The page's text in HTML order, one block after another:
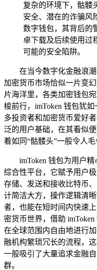
复杂的环境下，骷髅
安全、潜在的诈骗风
数字钱包，其背后的
卓下载及后续使用过
可能的安全陷阱。
在当今数字化金融浪
加密货币市场恰似一片变
片海洋里，各类加密钱包
梭前行，imToken 钱包犹
多投资者和加密货币爱好
泛的用户基础，在其看似
着如同“骷髅头”一般令人毛
imToken 钱包为用户
综合性平台，它赋予用户
存储、发送和接收比特币
计简洁大方，操作逻辑清
者，也能在短时间内快速
密货币世界，借助
在全球范围内自由地进行
融机构繁琐冗长的流程，
一般吸引了大量追求金融
群。